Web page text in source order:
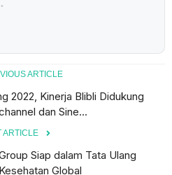
•
ARTICLE
2022, Kinerja Blibli Didukung
dan Sine...
ARTICLE
Siap dalam Tata Ulang
Global